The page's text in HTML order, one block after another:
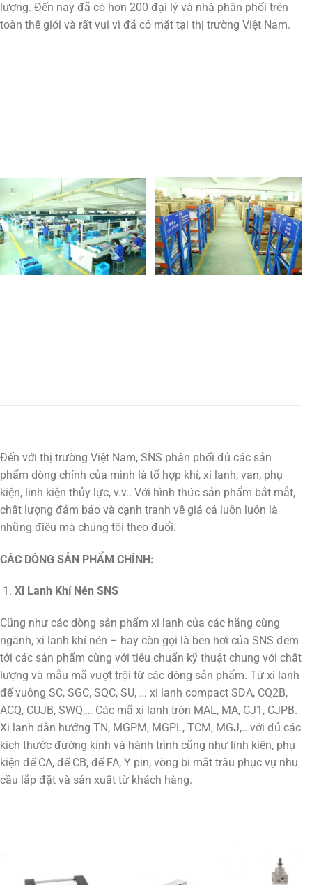
lượng. Đến nay đã có hơn 200 đại lý và nhà phân phối trên
toàn thế giới và rất vui vì đã có mặt tại thị trường Việt Nam.
Đến với thị trường Việt Nam, SNS phân phối đủ các sản
phẩm dòng chính của mình là tổ hợp khí, xi lanh, van, phụ
kiện, linh kiện thủy lực, v.v.. Với hình thức sản phẩm bắt mắt,
chất lượng đảm bảo và cạnh tranh về giá cả luôn luôn là
những điều mà chúng tôi theo đuổi.
CÁC DÒNG SẢN PHẨM CHÍNH:
Xi Lanh Khí Nén SNS
Cũng như các dòng sản phẩm xi lanh của các hãng cùng
ngành, xi lanh khí nén – hay còn gọi là ben hơi của SNS đem
tới các sản phẩm cùng với tiêu chuẩn kỹ thuật chung với chất
lượng và mẫu mã vượt trội từ các dòng sản phẩm. Từ xi lanh
đế vuông SC, SGC, SQC, SU, … xi lanh compact SDA, CQ2B,
ACQ, CUJB, SWQ,… Các mã xi lanh tròn MAL, MA, CJ1, CJPB.
Xi lanh dẫn hướng TN, MGPM, MGPL, TCM, MGJ,.. với đủ các
kích thước đường kính và hành trình cũng như linh kiện, phụ
kiện đế CA, đế CB, đế FA, Y pin, vòng bi mắt trâu phục vụ nhu
cầu lắp đặt và sản xuất từ khách hàng.